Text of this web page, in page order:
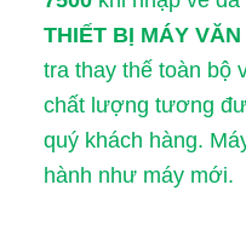
THIẾT BỊ MÁY
tra thay thế toàn bộ
chất lượng tương
quý khách hàng.
hành như máy mới.